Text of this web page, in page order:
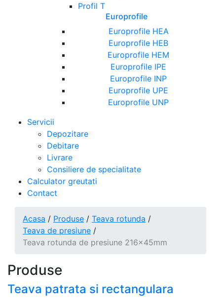
Profil T
Europrofile
Europrofile HEA
Europrofile HEB
Europrofile HEM
Europrofile IPE
Europrofile INP
Europrofile UPE
Europrofile UNP
Servicii
Depozitare
Debitare
Livrare
Consiliere de specialitate
Calculator greutati
Contact
Acasa / Produse / Teava rotunda /
Teava de presiune /
Teava rotunda de presiune 216x45mm
Produse
Teava patrata si rectangulara